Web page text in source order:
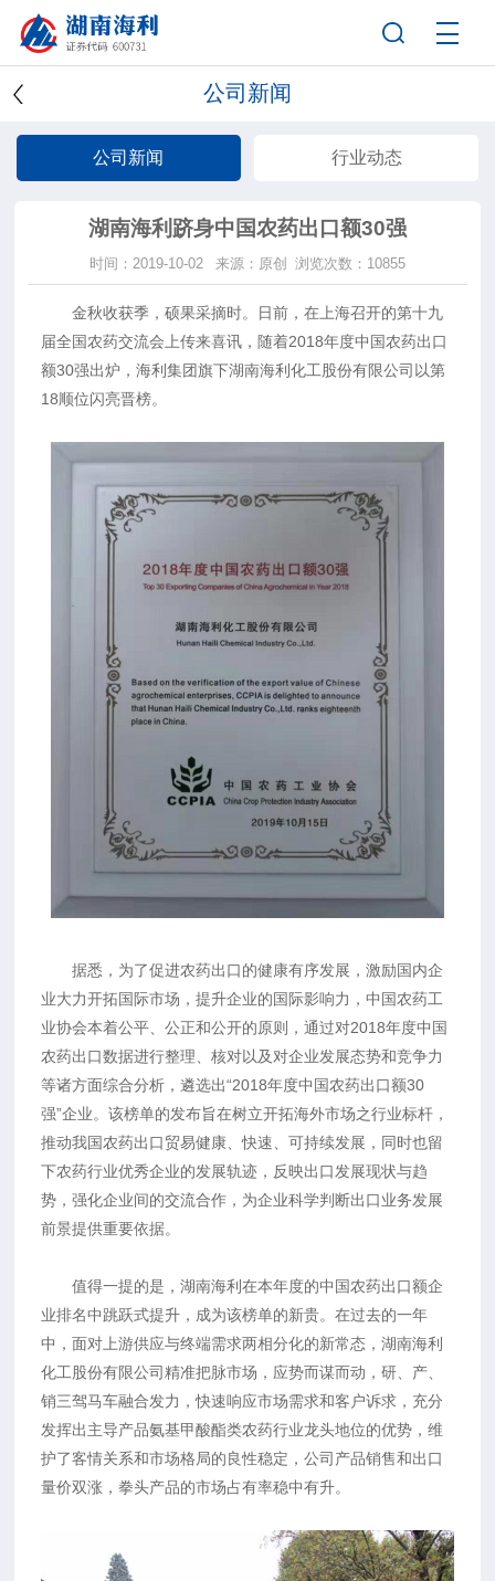
公司新闻
公司新闻 行业动态
湖南海利跻身中国农药出口额30强
时间：2019-10-02 来源：原创 浏览次数：10855
金秋收获季，硕果采摘时。日前，在上海召开的第十九
届全国农药交流会上传来喜讯，随着2018年度中国农药出口
额30强出炉，海利集团旗下湖南海利化工股份有限公司以第
18顺位闪亮晋榜。
据悉，为了促进农药出口的健康有序发展，激励国内企
业大力开拓国际市场，提升企业的国际影响力，中国农药工
业协会本着公平、公正和公开的原则，通过对2018年度中国
农药出口数据进行整理、核对以及对企业发展态势和竞争力
等诸方面综合分析，遴选出“2018年度中国农药出口额30
强”企业。该榜单的发布旨在树立开拓海外市场之行业标杆，
推动我国农药出口贸易健康、快速、可持续发展，同时也留
下农药行业优秀企业的发展轨迹，反映出口发展现状与趋
势，强化企业间的交流合作，为企业科学判断出口业务发展
前景提供重要依据。
值得一提的是，湖南海利在本年度的中国农药出口额企
业排名中跳跃式提升，成为该榜单的新贵。在过去的一年
中，面对上游供应与终端需求两相分化的新常态，湖南海利
化工股份有限公司精准把脉市场，应势而谋而动，研、产、
销三驾马车融合发力，快速响应市场需求和客户诉求，充分
发挥出主导产品氨基甲酸酯类农药行业龙头地位的优势，维
护了客情关系和市场格局的良性稳定，公司产品销售和出口
量价双涨，拳头产品的市场占有率稳中有升。